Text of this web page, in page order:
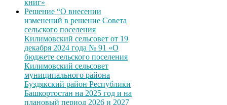
книг»
Решение “О внесении
изменений в решение Совета
сельского поселения
Килимовский сельсовет от 19
декабря 2024 года № 91 «О
бюджете сельского поселения
Килимовский сельсовет
муниципального района
Буздякский район Республики
Башкортостан на 2025 год и на
плановый период 2026 и 2027